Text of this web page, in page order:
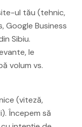
ul tău (tehnic,
Google Business
Sibiu.
le
volum vs.
(viteză,
Începem să